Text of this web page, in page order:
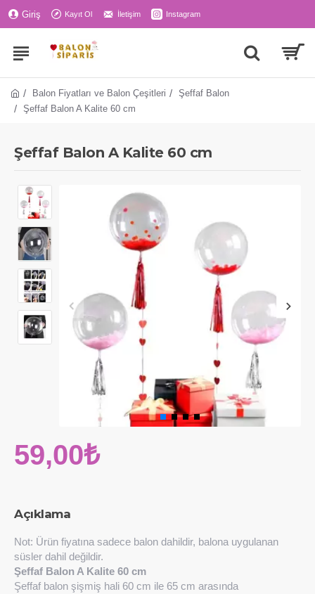
Giriş Kayıt Ol İletişim Instagram
Balon Fiyatları ve Balon Çeşitleri
Şeffaf Balon
Şeffaf Balon A Kalite 60 cm
Şeffaf Balon A Kalite 60 cm
Açıklama
Not: Ürün fiyatına sadece balon dahildir, balona uygulanan
süsler dahil değildir.
Şeffaf Balon A Kalite 60 cm
Şeffaf balon şişmiş hali 60 cm ile 65 cm arasında
59,00₺